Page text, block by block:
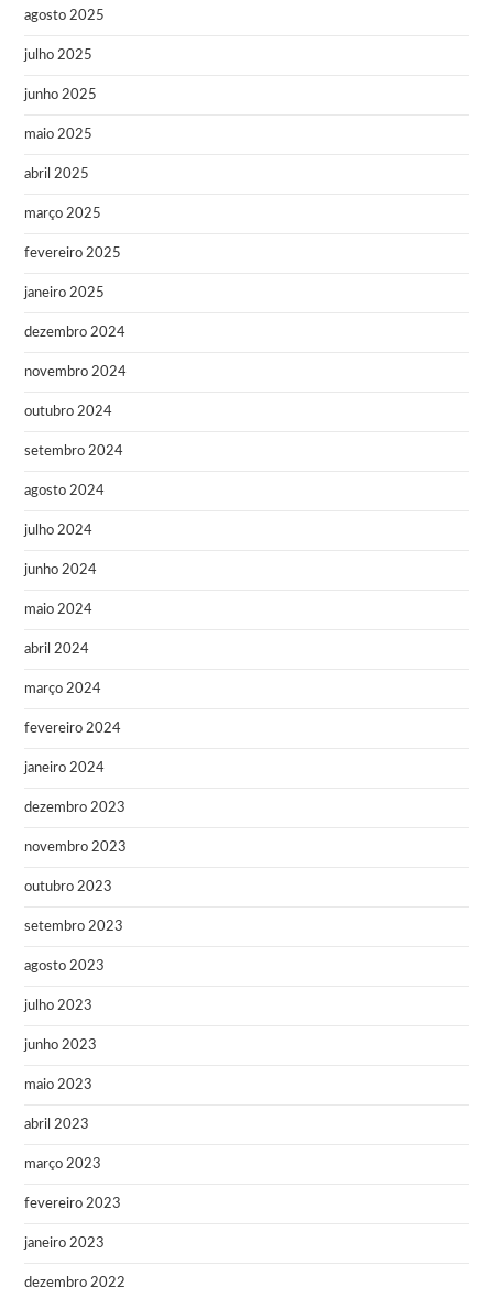
agosto 2025
julho 2025
junho 2025
maio 2025
abril 2025
março 2025
fevereiro 2025
janeiro 2025
dezembro 2024
novembro 2024
outubro 2024
setembro 2024
agosto 2024
julho 2024
junho 2024
maio 2024
abril 2024
março 2024
fevereiro 2024
janeiro 2024
dezembro 2023
novembro 2023
outubro 2023
setembro 2023
agosto 2023
julho 2023
junho 2023
maio 2023
abril 2023
março 2023
fevereiro 2023
janeiro 2023
dezembro 2022